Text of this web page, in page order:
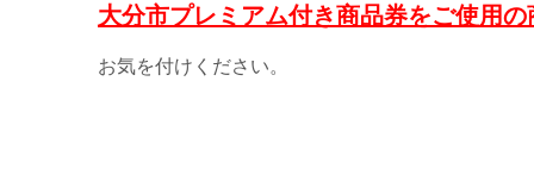
大分市プレミアム付き商品券をご使用
お気を付けください。